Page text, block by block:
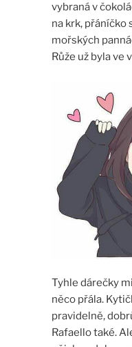
vybraná v
na krk, přáníčko
mořských
Růže už byla ve
Tyhle dárečky
něco přála.
pravidelně,
Rafaello také.